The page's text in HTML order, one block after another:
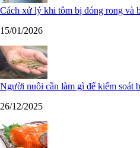
Cách xử lý khi tôm bị đóng rong và
15/01/2026
Người nuôi cần làm gì để kiểm soát
26/12/2025